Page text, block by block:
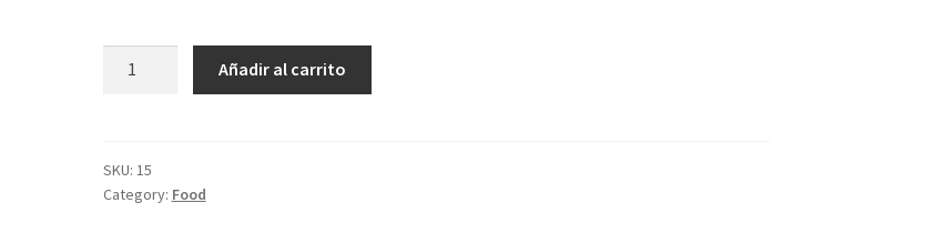
quantity
Añadir al carrito
SKU: 15
Category: Food